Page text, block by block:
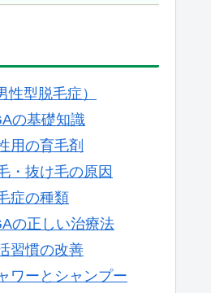
性型脱毛症）
の基礎知識
用の育毛剤
・抜け毛の原因
症の種類
の正しい治療法
習慣の改善
ワーとシャンプー